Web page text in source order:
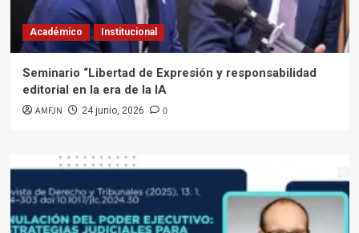
Académico Institucional
Seminario “Libertad de Expresión y responsabilidad
editorial en la era de la IA
AMFJN 24 junio, 2026 0